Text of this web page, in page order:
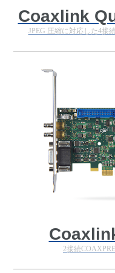
Coaxlink
JPEG 圧縮に対応した4接
2接続